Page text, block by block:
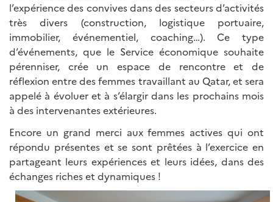
l’expérience des convives dans des secteurs d’activités
très divers (construction, logistique portuaire,
immobilier, événementiel, coaching…). Ce type
d’événements, que le Service économique souhaite
pérenniser, crée un espace de rencontre et de
réflexion entre des femmes travaillant au Qatar, et sera
appelé à évoluer et à s’élargir dans les prochains mois
à des intervenantes extérieures.
Encore un grand merci aux femmes actives qui ont
répondu présentes et se sont prêtées à l’exercice en
partageant leurs expériences et leurs idées, dans des
échanges riches et dynamiques !